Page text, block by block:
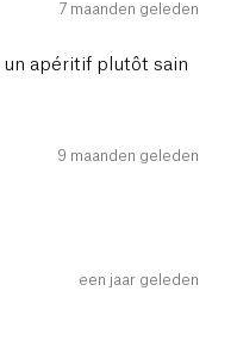
7 maanden geleden
un apéritif plutôt sain
9 maanden geleden
een jaar geleden